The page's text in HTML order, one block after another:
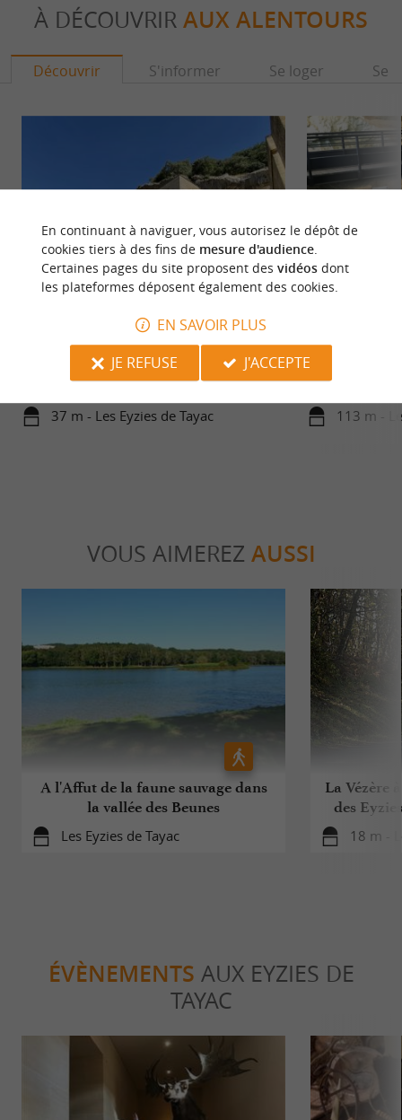
À DÉCOUVRIR AUX ALENTOURS
Découvrir S'informer Se loger Se
Musée National de Préhistoire
Le Musée National de Préhistoire se trouve au
cœur d’un ensemble de sites préhistoriques, sur la
commune des ...
37 m - Les Eyzies de Tayac
L’abri Pataud
Préhistoire, dans
Périgord Noir. ...
113 m -
VOUS AIMEREZ AUSSI
A l'Affut de la faune sauvage dans
la vallée des Beunes
Les Eyzies de Tayac
La Vézère
des
18 m -
ÉVÈNEMENTS AUX EYZIES DE
TAYAC
En continuant à naviguer, vous autorisez le dépôt de
cookies tiers à des fins de mesure d'audience.
Certaines pages du site proposent des vidéosdont
les plateformes déposent également des cookies.
EN SAVOIR PLUS
JE REFUSE
J'ACCEPTE